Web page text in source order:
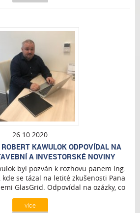
26.10.2020
KAWULOK ODPOVÍDAL NA
A INVESTORSKÉ NOVINY
byl pozván k rozhovu panem Ing.
se tázal na letité zkušenosti Pana
GlasGrid. Odpovídal na ozázky, co
na silnicích a jak jim předejít.
více